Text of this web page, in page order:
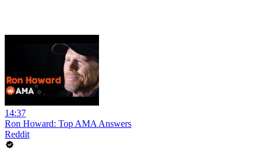
14:37
Ron Howard: Top AMA Answers
Reddit